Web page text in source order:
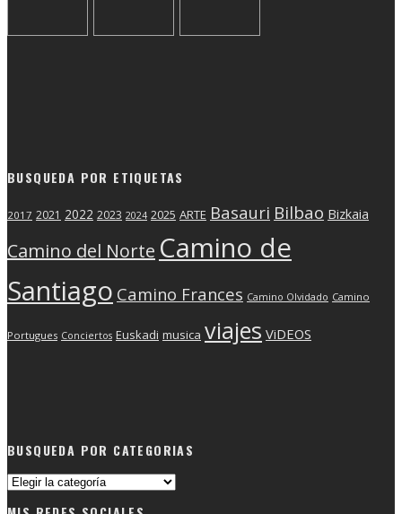
BUSQUEDA POR ETIQUETAS
2017 2021 2022 2023 2024 2025 ARTE Basauri Bilbao Bizkaia
Camino del Norte Camino de
Santiago Camino Frances Camino Olvidado Camino
Portugues Conciertos Euskadi musica viajes ViDEOS
BUSQUEDA POR CATEGORIAS
Busqueda